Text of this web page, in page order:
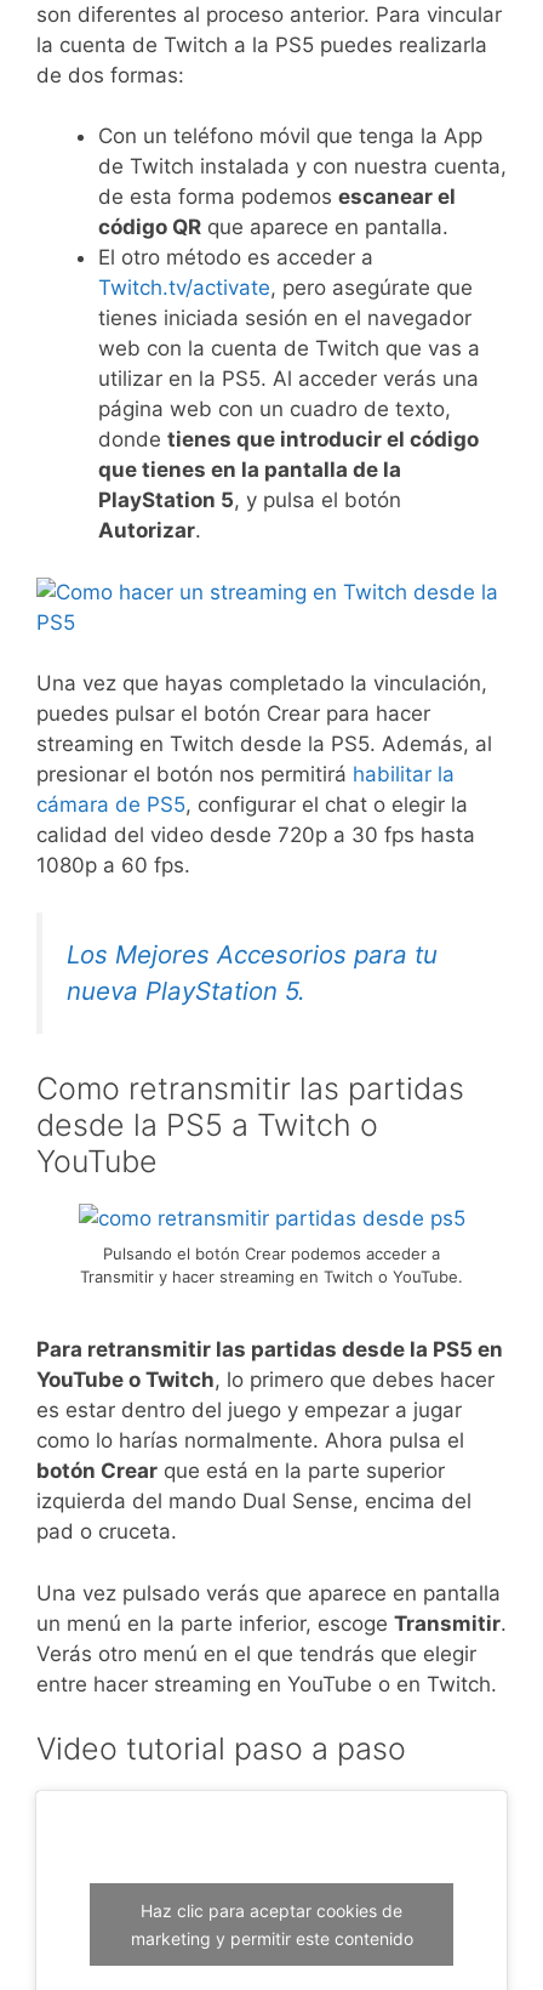
son diferentes al proceso anterior. Para vincular
la cuenta de Twitch a la PS5 puedes realizarla
de dos formas:
Con un teléfono móvil que tenga la App
de Twitch instalada y con nuestra cuenta,
de esta forma podemos escanear el
código QR que aparece en pantalla.
El otro método es acceder a
Twitch.tv/activate, pero asegúrate que
tienes iniciada sesión en el navegador
web con la cuenta de Twitch que vas a
utilizar en la PS5. Al acceder verás una
página web con un cuadro de texto,
donde tienes que introducir el código
que tienes en la pantalla de la
PlayStation 5, y pulsa el botón
Autorizar.
Una vez que hayas completado la vinculación,
puedes pulsar el botón Crear para hacer
streaming en Twitch desde la PS5. Además, al
presionar el botón nos permitirá habilitar la
cámara de PS5, configurar el chat o elegir la
calidad del video desde 720p a 30 fps hasta
1080p a 60 fps.
Los Mejores Accesorios para tu
nueva PlayStation 5.
Como retransmitir las partidas
desde la PS5 a Twitch o
YouTube
Pulsando el botón Crear podemos acceder a
Transmitir y hacer streaming en Twitch o YouTube.
Para retransmitir las partidas desde la PS5 en
YouTube o Twitch, lo primero que debes hacer
es estar dentro del juego y empezar a jugar
como lo harías normalmente. Ahora pulsa el
botón Crear que está en la parte superior
izquierda del mando Dual Sense, encima del
pad o cruceta.
Una vez pulsado verás que aparece en pantalla
un menú en la parte inferior, escoge Transmitir.
Verás otro menú en el que tendrás que elegir
entre hacer streaming en YouTube o en Twitch.
Video tutorial paso a paso
Haz clic para aceptar cookies de
marketing y permitir este contenido